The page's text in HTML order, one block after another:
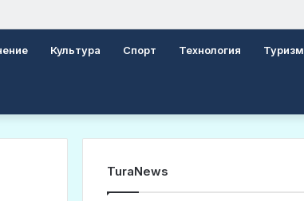
Культура Спорт Технология Туризм
TuraNews